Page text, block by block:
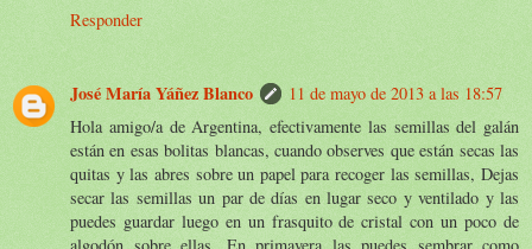
Responder
José María Yáñez Blanco
11 de mayo de 2013 a las 18:57
Hola amigo/a de Argentina, efectivamente las semillas del galán
están en esas bolitas blancas, cuando observes que están secas las
quitas y las abres sobre un papel para recoger las semillas, Dejas
secar las semillas un par de días en lugar seco y ventilado y las
puedes guardar luego en un frasquito de cristal con un poco de